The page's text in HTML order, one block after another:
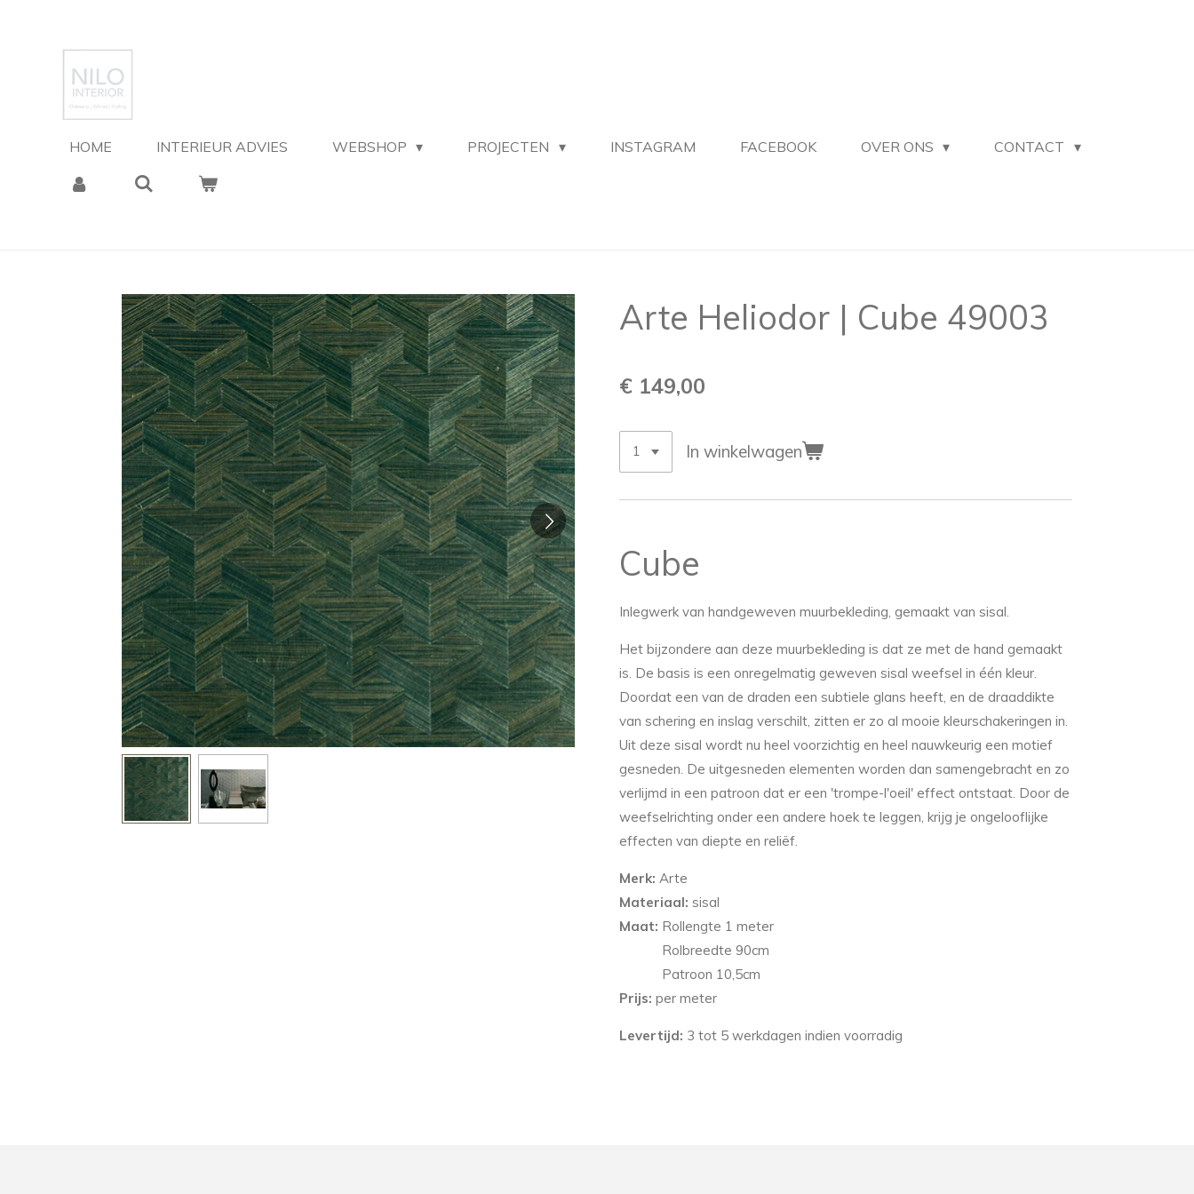
hoofdinhoud
HOME INTERIEUR ADVIES WEBSHOP PROJECTEN INSTAGRAM FACEBOOK OVER ONS CONTACT
Arte Heliodor | Cube 49003
€ 149,00
In winkelwagen
Cube
Inlegwerk van handgeweven muurbekleding, gemaakt van sisal.
Het bijzondere aan deze muurbekleding is dat ze met de hand gemaakt
is. De basis is een onregelmatig geweven sisal weefsel in één kleur.
Doordat een van de draden een subtiele glans heeft, en de draaddikte
van schering en inslag verschilt, zitten er zo al mooie kleurschakeringen in.
Uit deze sisal wordt nu heel voorzichtig en heel nauwkeurig een motief
gesneden. De uitgesneden elementen worden dan samengebracht en zo
verlijmd in een patroon dat er een 'trompe-l'oeil' effect ontstaat. Door de
weefselrichting onder een andere hoek te leggen, krijg je ongelooflijke
effecten van diepte en reliëf.
Merk: Arte
Materiaal: sisal
Maat: Rollengte 1 meter
Rolbreedte 90cm
Patroon 10,5cm
Prijs: per meter
Levertijd: 3 tot 5 werkdagen indien voorradig